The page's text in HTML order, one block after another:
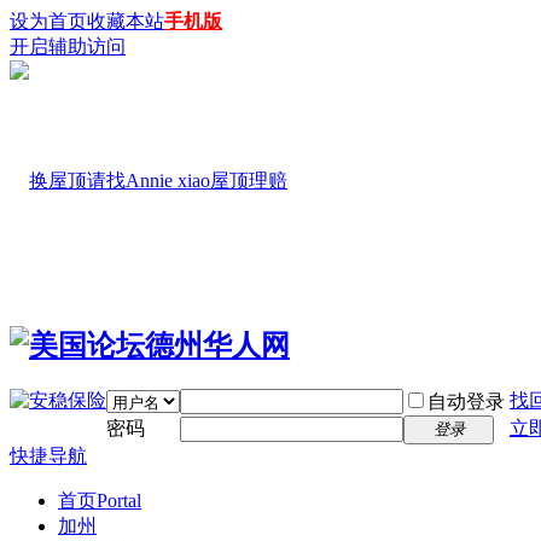
设为首页收藏本站手机版
开启辅助访问
自动登录 找
密码
登录
立
快捷导航
首页Portal
加州